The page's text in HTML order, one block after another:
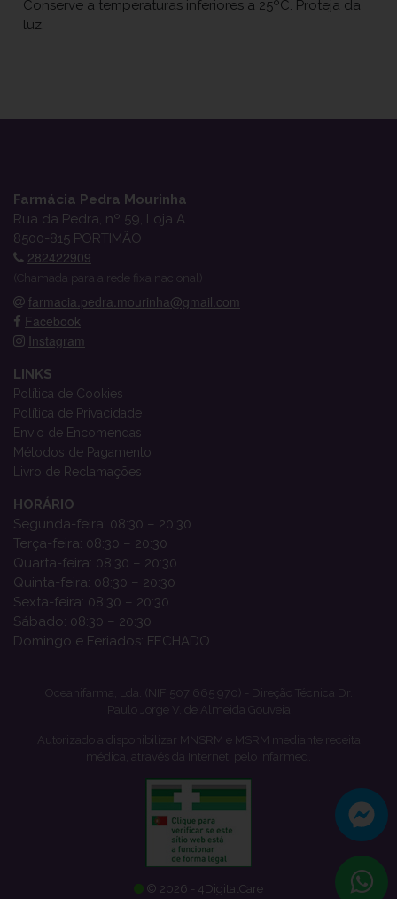
Conserve a temperaturas inferiores a 25ºC. Proteja da
luz.
Farmácia Pedra Mourinha
Rua da Pedra, nº 59, Loja A
8500-815 PORTIMÃO
282422909
(Chamada para a rede fixa nacional)
farmacia.pedra.mourinha@gmail.com
Facebook
Instagram
LINKS
Política de Cookies
Política de Privacidade
Envio de Encomendas
Métodos de Pagamento
Livro de Reclamações
HORÁRIO
Segunda-feira: 08:30 – 20:30
Terça-feira: 08:30 – 20:30
Quarta-feira: 08:30 – 20:30
Quinta-feira: 08:30 – 20:30
Sexta-feira: 08:30 – 20:30
Sábado: 08:30 – 20:30
Domingo e Feriados: FECHADO
Oceanifarma, Lda. (NIF 507 665 970) - Direção Técnica Dr.
Paulo Jorge V. de Almeida Gouveia
Autorizado a disponibilizar MNSRM e MSRM mediante receita
médica, através da Internet, pelo Infarmed.
© 2026 - 4DigitalCare